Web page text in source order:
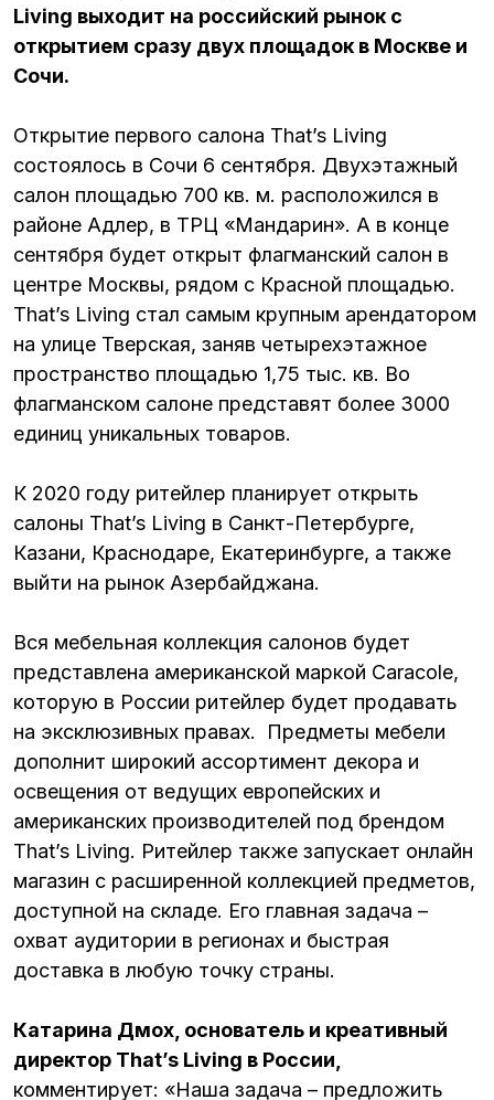
Living выходит на российский рынок с
открытием сразу двух площадок в Москве и
Сочи.
Открытие первого салона That’s Living
состоялось в Сочи 6 сентября. Двухэтажный
салон площадью 700 кв. м. расположился в
районе Адлер, в ТРЦ «Мандарин». А в конце
сентября будет открыт флагманский салон в
центре Москвы, рядом с Красной площадью.
That’s Living стал самым крупным арендатором
на улице Тверская, заняв четырехэтажное
пространство площадью 1,75 тыс. кв. Во
флагманском салоне представят более 3000
единиц уникальных товаров.
К 2020 году ритейлер планирует открыть
салоны That’s Living в Санкт-Петербурге,
Казани, Краснодаре, Екатеринбурге, а также
выйти на рынок Азербайджана.
Вся мебельная коллекция салонов будет
представлена американской маркой Caracole,
которую в России ритейлер будет продавать
на эксклюзивных правах. Предметы мебели
дополнит широкий ассортимент декора и
освещения от ведущих европейских и
американских производителей под брендом
That’s Living. Ритейлер также запускает онлайн
магазин с расширенной коллекцией предметов,
доступной на складе. Его главная задача –
охват аудитории в регионах и быстрая
доставка в любую точку страны.
Катарина Дмох, основатель и креативный
директор That’s Living в России,
комментирует: «Наша задача – предложить